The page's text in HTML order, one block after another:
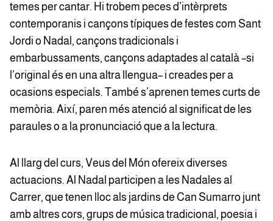
temes per cantar. Hi trobem peces d’intèrprets
contemporanis i cançons típiques de festes com Sant
Jordi o Nadal, cançons tradicionals i
embarbussaments, cançons adaptades al català –si
l’original és en una altra llengua– i creades per a
ocasions especials. També s’aprenen temes curts de
memòria. Així, paren més atenció al significat de les
paraules o a la pronunciació que a la lectura.
Al llarg del curs, Veus del Món ofereix diverses
actuacions. Al Nadal participen a les Nadales al
Carrer, que tenen lloc als jardins de Can Sumarro junt
amb altres cors, grups de música tradicional, poesia i